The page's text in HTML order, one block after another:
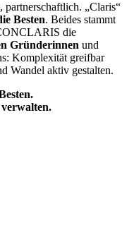
partnerschaftlich. „Claris“
Besten. Beides stammt
die
Gründerinnen und
Komplexität greifbar
Wandel aktiv gestalten.